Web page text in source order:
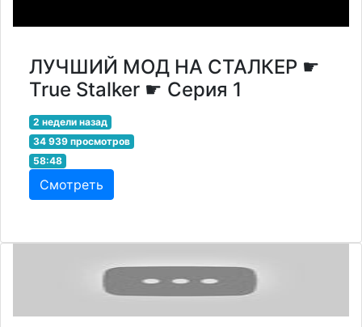
ЛУЧШИЙ МОД НА СТАЛКЕР ☛
True Stalker ☛ Серия 1
2 недели назад
34 939 просмотров
58:48
Смотреть